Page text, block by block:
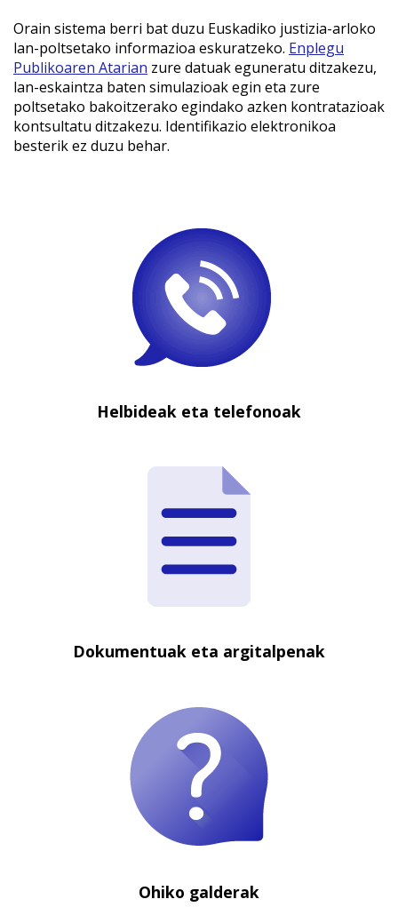
Orain sistema berri bat duzu Euskadiko justizia-arloko
lan-poltsetako informazioa eskuratzeko. Enplegu
Publikoaren Atarian zure datuak eguneratu ditzakezu,
lan-eskaintza baten simulazioak egin eta zure
poltsetako bakoitzerako egindako azken kontratazioak
kontsultatu ditzakezu. Identifikazio elektronikoa
besterik ez duzu behar.
Helbideak eta telefonoak
Dokumentuak eta argitalpenak
Ohiko galderak